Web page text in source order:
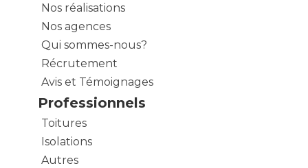
Nos réalisations
Nos agences
Qui sommes-nous?
Récrutement
Avis et Témoignages
Professionnels
Toitures
Isolations
Autres